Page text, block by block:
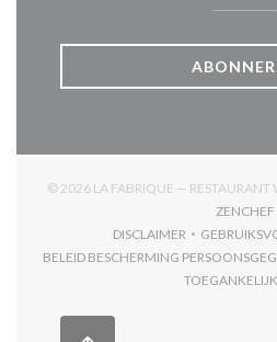
© 2026 LA FABRIQUE — RESTAURANT
ZENCHEF
DISCLAIMER
((OPENT IN EEN
BELEID BESCHERMING
((OPENT IN